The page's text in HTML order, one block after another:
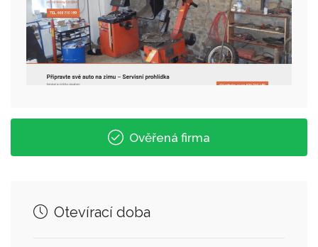
Ověřená firma
Otevírací doba